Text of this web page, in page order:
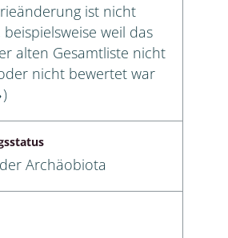
ist nicht
weil das
alten Gesamtliste nicht
nicht bewertet war
Archäobiota